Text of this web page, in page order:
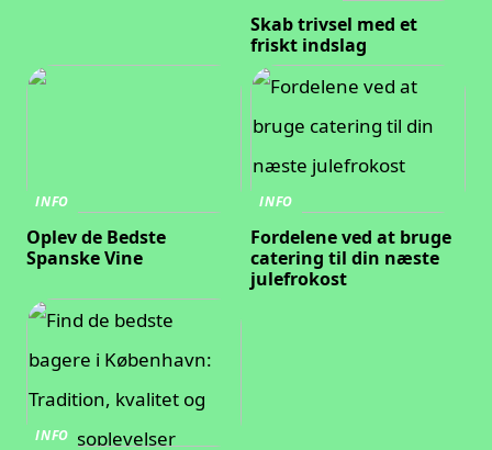
Skab trivsel med et
friskt indslag
INFO
Oplev de Bedste
Spanske Vine
INFO
Fordelene ved at bruge
catering til din næste
julefrokost
INFO